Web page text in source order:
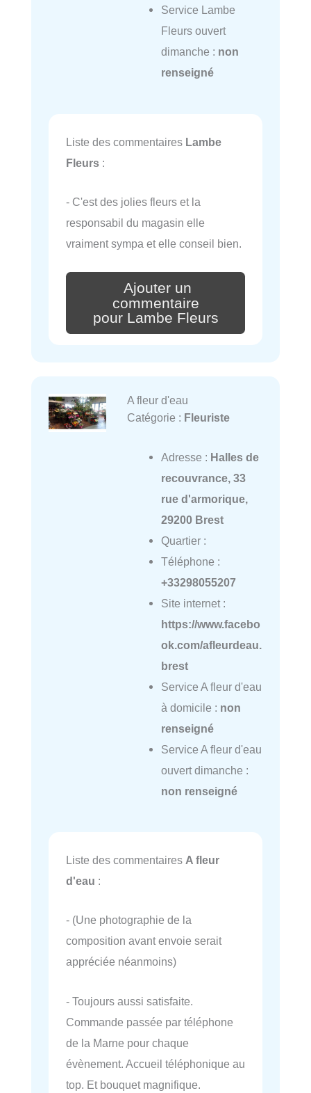
Service Lambe
Fleurs ouvert
dimanche : non
renseigné
Liste des commentaires Lambe
Fleurs :
- C'est des jolies fleurs et la
responsabil du magasin elle
vraiment sympa et elle conseil bien.
Ajouter un
commentaire
pour Lambe Fleurs
A fleur d'eau
Catégorie : Fleuriste
Adresse : Halles de
recouvrance, 33
rue d'armorique,
29200 Brest
Quartier :
Téléphone :
+33298055207
Site internet :
https://www.facebo
ok.com/afleurdeau.
brest
Service A fleur d'eau
à domicile : non
renseigné
Service A fleur d'eau
ouvert dimanche :
non renseigné
Liste des commentaires A fleur
d'eau :
- (Une photographie de la
composition avant envoie serait
appréciée néanmoins)
- Toujours aussi satisfaite.
Commande passée par téléphone
de la Marne pour chaque
évènement. Accueil téléphonique au
top. Et bouquet magnifique.